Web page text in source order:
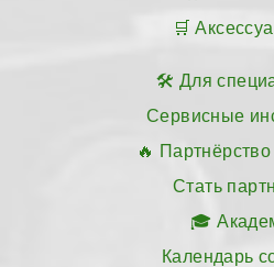
Для
Сервисные
Стать
Календарь